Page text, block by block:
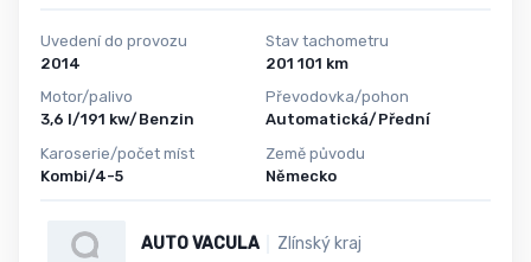
Uvedení do provozu
2014
Motor/palivo
3,6 l/191 kw/Benzin
Karoserie/počet míst
Kombi/4-5
Stav tachometru
201 101 km
Převodovka/pohon
Automatická/Přední
Země původu
Německo
AUTO VACULA Zlínský kraj